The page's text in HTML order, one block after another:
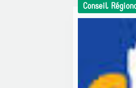
Conseil